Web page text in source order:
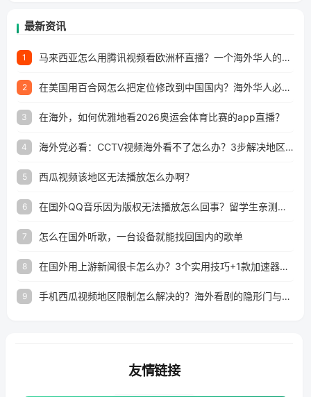
最新资讯
1 马来西亚怎么用腾讯视频看欧洲杯直播？一个海外华人的真实困扰与破解
2 在美国用百合网怎么把定位修改到中国国内？海外华人必备的回国加速指南
3 在海外，如何优雅地看2026奥运会体育比赛的app直播？
4 海外党必看：CCTV视频海外看不了怎么办？3步解决地区限制+追剧自由
5 西瓜视频该地区无法播放怎么办啊？
6 在国外QQ音乐因为版权无法播放怎么回事？留学生亲测有效的解决办法
7 怎么在国外听歌，一台设备就能找回国内的歌单
8 在国外用上游新闻很卡怎么办？3个实用技巧+1款加速器解决海外看国内内容难题
9 手机西瓜视频地区限制怎么解决的？海外看剧的隐形门与钥匙
友情链接